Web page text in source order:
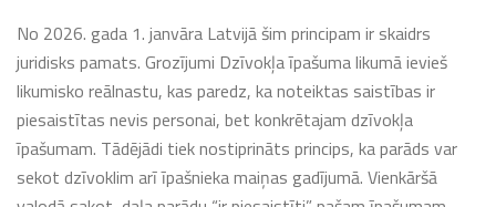
No 2026. gada 1. janvāra Latvijā šim principam ir skaidrs
juridisks pamats. Grozījumi Dzīvokļa īpašuma likumā ievieš
likumisko reālnastu, kas paredz, ka noteiktas saistības ir
piesaistītas nevis personai, bet konkrētajam dzīvokļa
īpašumam. Tādējādi tiek nostiprināts princips, ka parāds var
sekot dzīvoklim arī īpašnieka maiņas gadījumā. Vienkāršā